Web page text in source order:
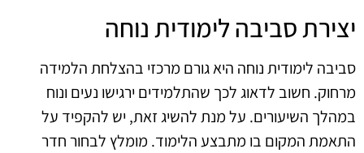
יצירת סביבה לימודית נוחה
סביבה לימודית נוחה היא גורם מרכזי בהצלחת הלמידה
מרחוק. חשוב לדאוג לכך שהתלמידים ירגישו נעים ונוח
במהלך השיעורים. על מנת להשיג זאת, יש להקפיד על
התאמת המקום בו מתבצע הלימוד. מומלץ לבחור חדר